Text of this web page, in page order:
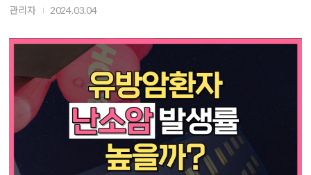
관리자
2024.03.04